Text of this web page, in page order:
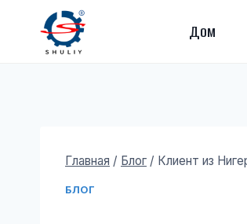
Перейти
содержимому
Дом
Главная / Блог / Клиент из
БЛОГ